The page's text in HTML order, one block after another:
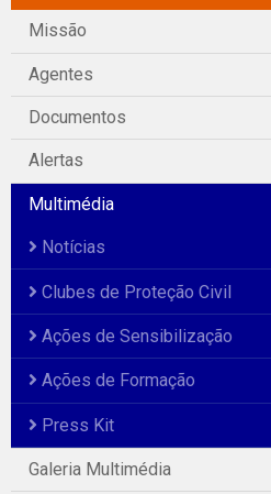
Missão
Agentes
Documentos
Alertas
Multimédia
Notícias
Clubes de Proteção Civil
Ações de Sensibilização
Ações de Formação
Press Kit
Galeria Multimédia